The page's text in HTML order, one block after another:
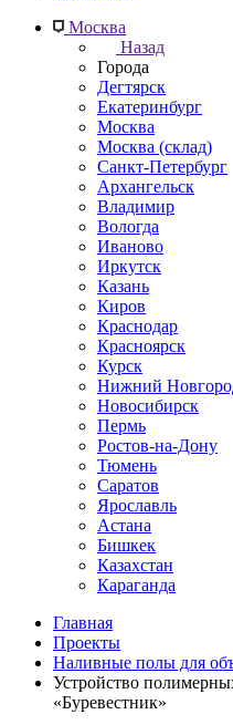
Москва
Назад
Города
Дегтярск
Екатеринбург
Москва
Москва (склад)
Санкт-Петербург
Архангельск
Владимир
Вологда
Иваново
Иркутск
Казань
Киров
Краснодар
Красноярск
Курск
Нижний
Новосибирск
Пермь
Ростов-на-Дону
Тюмень
Саратов
Ярославль
Астана
Бишкек
Казахстан
Караганда
Главная
Проекты
Наливные полы для
Устройство
«Буревестник»